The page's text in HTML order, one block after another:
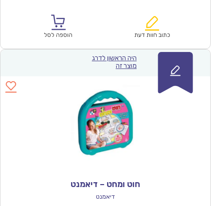
₪67.00.
הוא:
כתוב חוות דעת הוספה לסל
היה הראשון לדרג
מוצר זה
חוט ומחט – דיאמנט
דיאמנט